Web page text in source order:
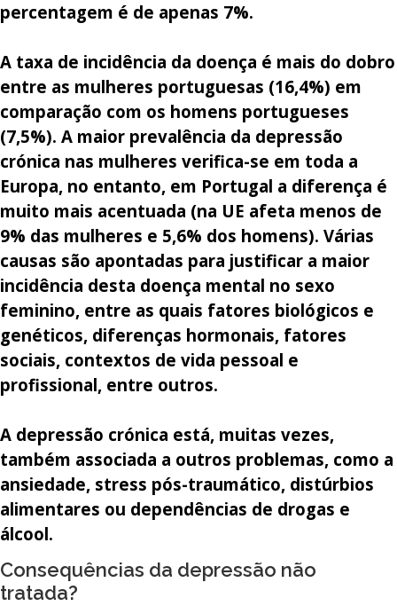
percentagem é de apenas 7%.
A taxa de incidência da doença é mais do dobro
entre as mulheres portuguesas (16,4%) em
comparação com os homens portugueses
(7,5%). A maior prevalência da depressão
crónica nas mulheres verifica-se em toda a
Europa, no entanto, em Portugal a diferença é
muito mais acentuada (na UE afeta menos de
9% das mulheres e 5,6% dos homens). Várias
causas são apontadas para justificar a maior
incidência desta doença mental no sexo
feminino, entre as quais fatores biológicos e
genéticos, diferenças hormonais, fatores
sociais, contextos de vida pessoal e
profissional, entre outros.
A depressão crónica está, muitas vezes,
também associada a outros problemas, como a
ansiedade, stress pós-traumático, distúrbios
alimentares ou dependências de drogas e
álcool.
Consequências da depressão não
tratada?